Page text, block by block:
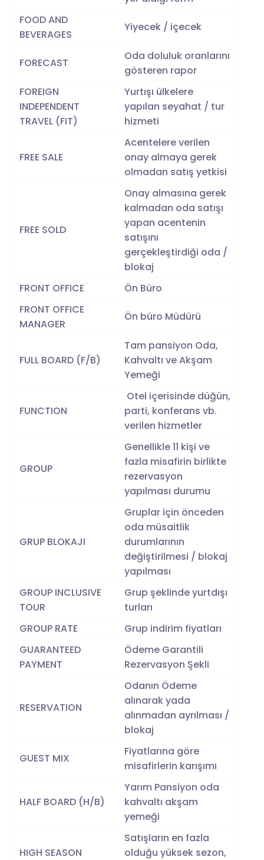
FOOD AND
BEVERAGES
Yiyecek / içecek
FORECAST
Oda doluluk oranlarını
gösteren rapor
FOREIGN
INDEPENDENT
TRAVEL (FIT)
Yurtışı ülkelere
yapılan seyahat / tur
hizmeti
FREE SALE
Acentelere verilen
onay almaya gerek
olmadan satış yetkisi
FREE SOLD
Onay almasına gerek
kalmadan oda satışı
yapan acentenin
satışını
gerçekleştirdiği oda /
blokaj
FRONT OFFICE
Ön Büro
FRONT OFFICE
MANAGER
Ön büro Müdürü
FULL BOARD (F/B)
Tam pansiyon Oda,
Kahvaltı ve Akşam
Yemeği
FUNCTION
Otel içerisinde düğün,
parti, konferans vb.
verilen hizmetler
GROUP
Genellikle 11 kişi ve
fazla misafirin birlikte
rezervasyon
yapılması durumu
GRUP BLOKAJI
Gruplar için önceden
oda müsaitlik
durumlarının
değiştirilmesi / blokaj
yapılması
GROUP INCLUSIVE
TOUR
Grup şeklinde yurtdışı
turları
GROUP RATE
Grup indirim fiyatları
GUARANTEED
PAYMENT
Ödeme Garantili
Rezervasyon Şekli
RESERVATION
Odanın Ödeme
alınarak yada
alınmadan ayrılması /
blokaj
GUEST MIX
Fiyatlarına göre
misafirlerin karışımı
HALF BOARD (H/B)
Yarım Pansiyon oda
kahvaltı akşam
yemeği
HIGH SEASON
Satışların en fazla
olduğu yüksek sezon,